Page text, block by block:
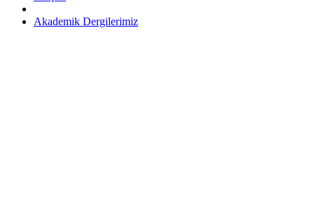
Akademik Dergilerimiz